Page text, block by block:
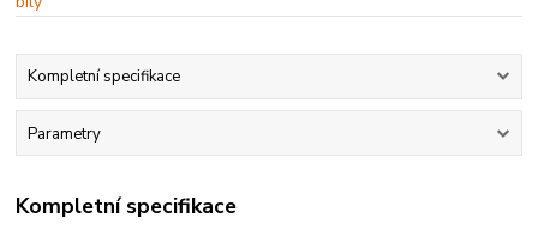
Kompletní specifikace
Parametry
Kompletní specifikace